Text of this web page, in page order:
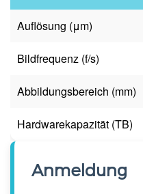
Auflösung (μm)
Bildfrequenz (f/s)
Abbildungsbereich (mm)
Hardwarekapazität (TB)
Anmeldung